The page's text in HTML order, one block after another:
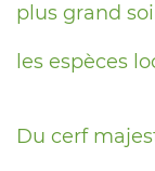
plus grand
les espèces
Du cerf